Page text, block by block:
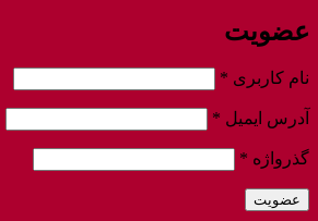
عضویت
نام کاربری *
آدرس ایمیل *
گذرواژه *
عضویت